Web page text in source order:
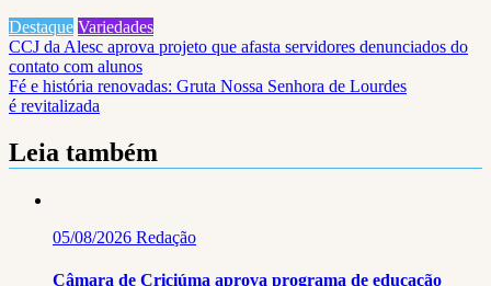
Destaque Variedades
Navegação
de
Post
CCJ da Alesc aprova projeto que afasta servidores denunciados do
contato com alunos
Fé e história renovadas: Gruta Nossa Senhora de Lourdes
é revitalizada
Leia também
05/08/2026 Redação
Câmara de Criciúma aprova programa de educação